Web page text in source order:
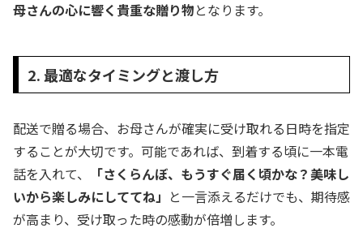
母さんの心に響く貴重な贈り物となります。
2. 最適なタイミングと渡し方
配送で贈る場合、お母さんが確実に受け取れる日時を指定
することが大切です。可能であれば、到着する頃に一本電
話を入れて、
「さくらんぼ、もうすぐ届く頃かな？美味し
いから楽しみにしててね」 と一言添えるだけでも、期待感
が高まり、受け取った時の感動が倍増します。